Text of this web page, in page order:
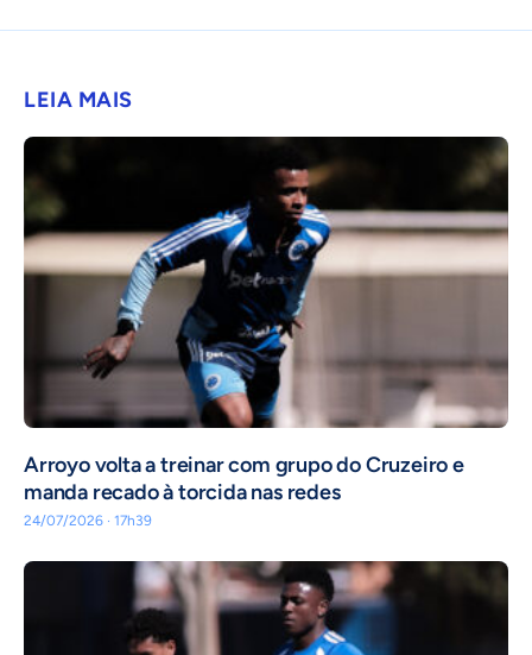
LEIA MAIS
Arroyo volta a treinar com grupo do Cruzeiro e
manda recado à torcida nas redes
24/07/2026 · 17h39